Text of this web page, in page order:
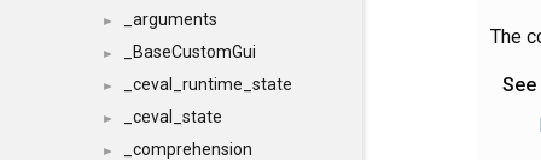
► _arguments
► _BaseCustomGui
► _ceval_runtime_state
► _ceval_state
► _comprehension
The